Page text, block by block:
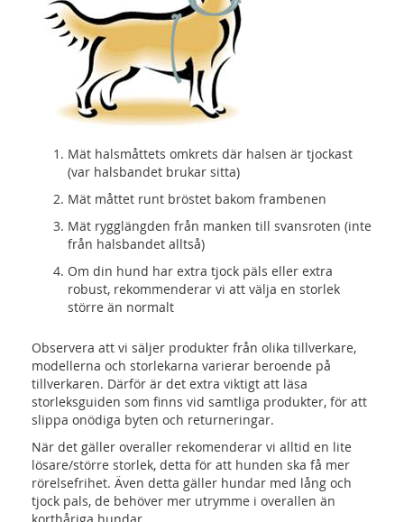
Mät halsmåttets omkrets där halsen är tjockast
(var halsbandet brukar sitta)
Mät måttet runt bröstet bakom frambenen
Mät rygglängden från manken till svansroten (inte
från halsbandet alltså)
Om din hund har extra tjock päls eller extra
robust, rekommenderar vi att välja en storlek
större än normalt
Observera att vi säljer produkter från olika tillverkare,
modellerna och storlekarna varierar beroende på
tillverkaren. Därför är det extra viktigt att läsa
storleksguiden som finns vid samtliga produkter, för att
slippa onödiga byten och returneringar.
När det gäller overaller rekomenderar vi alltid en lite
lösare/större storlek, detta för att hunden ska få mer
rörelsefrihet. Även detta gäller hundar med lång och
tjock pals, de behöver mer utrymme i overallen än